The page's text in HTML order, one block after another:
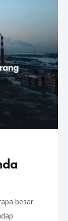
besar